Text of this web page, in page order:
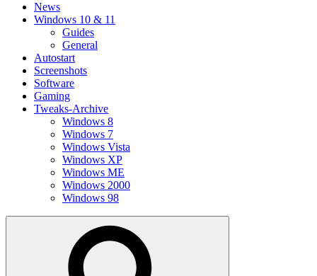
News
Windows 10 & 11
Guides
General
Autostart
Screenshots
Software
Gaming
Tweaks-Archive
Windows 8
Windows 7
Windows Vista
Windows XP
Windows ME
Windows 2000
Windows 98